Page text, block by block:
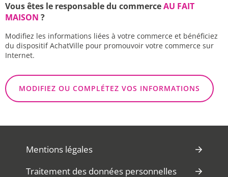
Vous êtes le responsable du commerceAU FAIT
MAISON ?
Modifiez les informations liées à votre commerce et bénéficiez
du dispositif AchatVille pour promouvoir votre commerce sur
Internet.
MODIFIEZ OU COMPLÉTEZ VOS INFORMATIONS
Mentions légales
Traitement des données personnelles